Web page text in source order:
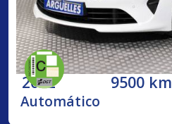
2022 9500 km
Automático